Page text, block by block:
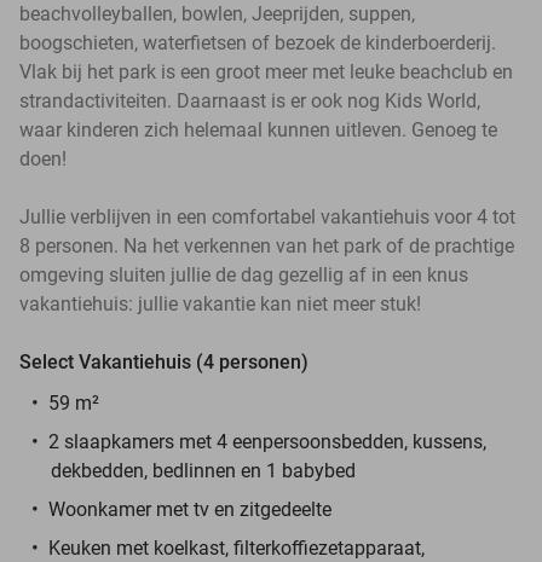
beachvolleyballen, bowlen, Jeeprijden, suppen,
boogschieten, waterfietsen of bezoek de kinderboerderij.
Vlak bij het park is een groot meer met leuke beachclub en
strandactiviteiten. Daarnaast is er ook nog Kids World,
waar kinderen zich helemaal kunnen uitleven. Genoeg te
doen!
Jullie verblijven in een comfortabel vakantiehuis voor 4 tot
8 personen. Na het verkennen van het park of de prachtige
omgeving sluiten jullie de dag gezellig af in een knus
vakantiehuis: jullie vakantie kan niet meer stuk!
Select Vakantiehuis (4 personen)
59 m²
2 slaapkamers met 4 eenpersoonsbedden, kussens,
dekbedden, bedlinnen en 1 babybed
Woonkamer met tv en zitgedeelte
Keuken met koelkast, filterkoffiezetapparaat,